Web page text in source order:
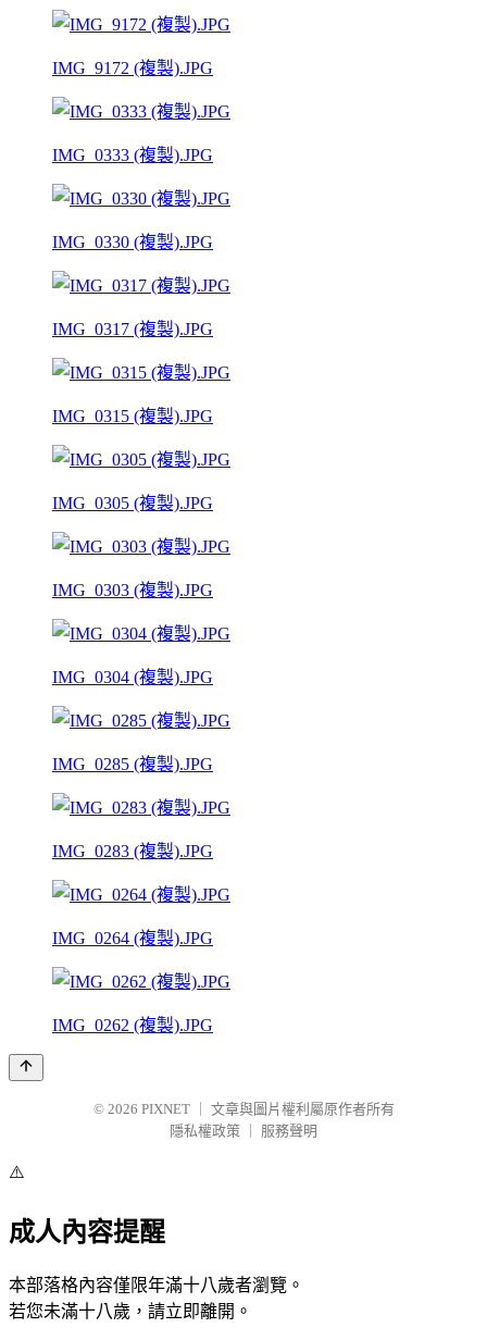
IMG_9172 (複製).JPG
IMG_0333 (複製).JPG
IMG_0330 (複製).JPG
IMG_0317 (複製).JPG
IMG_0315 (複製).JPG
IMG_0305 (複製).JPG
IMG_0303 (複製).JPG
IMG_0304 (複製).JPG
IMG_0285 (複製).JPG
IMG_0283 (複製).JPG
IMG_0264 (複製).JPG
IMG_0262 (複製).JPG
© 2026 PIXNET
文章與圖片權利屬原作者所有
隱私權政策
服務聲明
⚠️
成人內容提醒
本部落格內容僅限年滿十八歲者瀏覽。
若您未滿十八歲，請立即離開。